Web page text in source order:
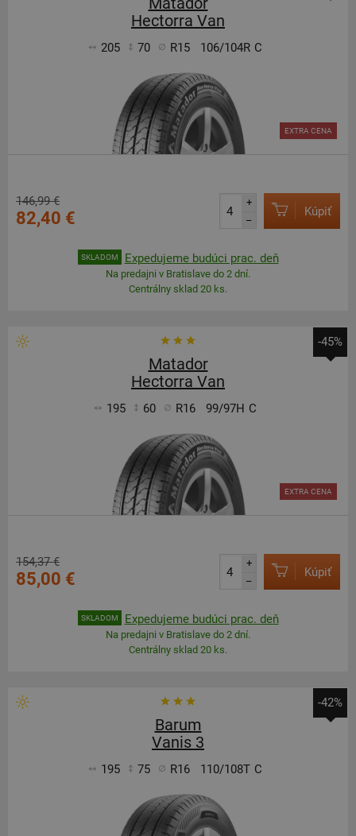
Hectorra Van
205 70 R15 106/104R C
EXTRA CENA
146,99 €
82,40 €
+
–
Kúpiť
SKLADOM Expedujeme budúci prac. deň
Na predajni v Bratislave do 2 dní.
Centrálny sklad 20 ks.
-45%
Matador
Hectorra Van
195 60 R16 99/97H C
EXTRA CENA
154,37 €
85,00 €
+
–
Kúpiť
SKLADOM Expedujeme budúci prac. deň
Na predajni v Bratislave do 2 dní.
Centrálny sklad 20 ks.
-42%
Barum
Vanis 3
195 75 R16 110/108T C